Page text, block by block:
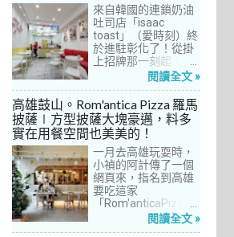
食的小禎而言，自然
深具吸引力。
從事美食採訪20多
年，只採訪沒吃的店
也不計其數，但從沒
有一家餐廳讓我這樣
充滿渴望，留下「真
的好想吃吃看」的懸
來自韓國的連鎖奶油
吐司店「isaac
toast」（愛時刻）終
於進駐彰化了！從掛
上招牌那一刻起，小
禎就想著找時間來吃
家連鎖店許久，只是
每次去台中誘惑實在
太多了！就……，這一
次離家這麼近，不來
吃真的說不過去。
閱讀全文 »
高雄鼓山。Rom'antica Pizza 羅馬
披薩∣方型披薩大塊豪邁，料多
實在用餐空間也美美的！
一月去高雄玩耍時，
小禎的阿計傳了一個
網頁來，指名到高雄
要吃這家
「Rom'anticaPizza
羅馬披薩」，看了圖
閱讀全文 »